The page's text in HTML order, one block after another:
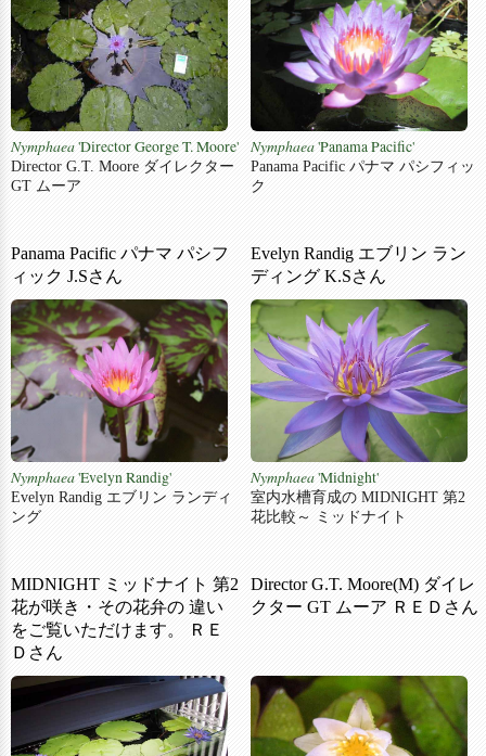
Nymphaea'Director George T. Moore'
Director G.T. Moore ダイレクター
GT ムーア
Panama Pacific パナマ パシフ
ィック J.Sさん
Nymphaea'Panama Pacific'
Panama Pacific パナマ パシフィッ
ク
Evelyn Randig エブリン ラン
ディング K.Sさん
Nymphaea'Evelyn Randig'
Evelyn Randig エブリン ランディ
ング
MIDNIGHT ミッドナイト 第2
花が咲き・その花弁の 違い
をご覧いただけます。 ＲＥ
Ｄさん
Nymphaea'Midnight'
室内水槽育成の MIDNIGHT 第2
花比較～ ミッドナイト
Director G.T. Moore(M) ダイレ
クター GT ムーア ＲＥＤさん